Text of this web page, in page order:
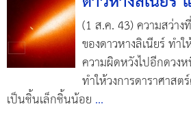
(1 ส.ค. 43) ความสว่า
ของดาวหางลิเนียร์ ทำ
ความผิดหวังไปอีกดวง
ทำให้วงการดาราศาส
เป็นชิ้นเล็กชิ้นน้อย ...